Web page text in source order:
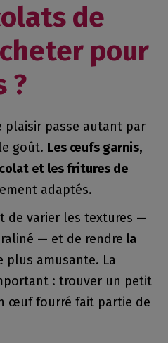
de
pour
?
plaisir passe autant par
goût. Les œufs garnis,
et les fritures de
adaptés.
de varier les textures —
— et de rendre la
plus amusante. La
: trouver un petit
œuf fourré fait partie de